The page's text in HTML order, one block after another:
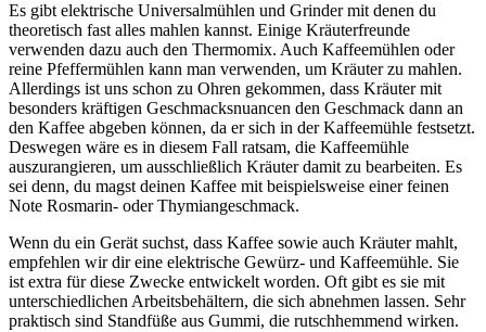
Es gibt elektrische Universalmühlen und Grinder mit denen du
theoretisch fast alles mahlen kannst. Einige Kräuterfreunde
verwenden dazu auch den Thermomix. Auch Kaffeemühlen oder
reine Pfeffermühlen kann man verwenden, um Kräuter zu mahlen.
Allerdings ist uns schon zu Ohren gekommen, dass Kräuter mit
besonders kräftigen Geschmacksnuancen den Geschmack dann an
den Kaffee abgeben können, da er sich in der Kaffeemühle festsetzt.
Deswegen wäre es in diesem Fall ratsam, die Kaffeemühle
auszurangieren, um ausschließlich Kräuter damit zu bearbeiten. Es
sei denn, du magst deinen Kaffee mit beispielsweise einer feinen
Note Rosmarin- oder Thymiangeschmack.
Wenn du ein Gerät suchst, dass Kaffee sowie auch Kräuter mahlt,
empfehlen wir dir eine elektrische Gewürz- und Kaffeemühle. Sie
ist extra für diese Zwecke entwickelt worden. Oft gibt es sie mit
unterschiedlichen Arbeitsbehältern, die sich abnehmen lassen. Sehr
praktisch sind Standfüße aus Gummi, die rutschhemmend wirken.